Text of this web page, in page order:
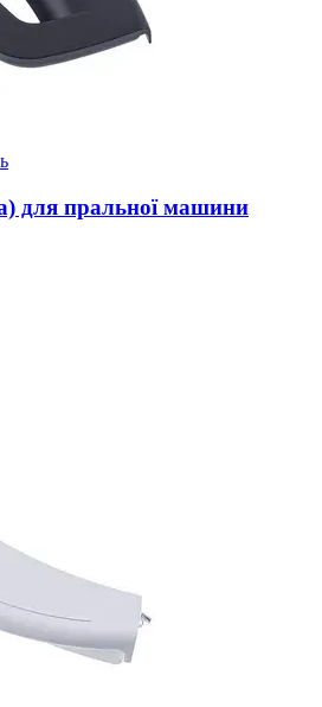
для пральної машини